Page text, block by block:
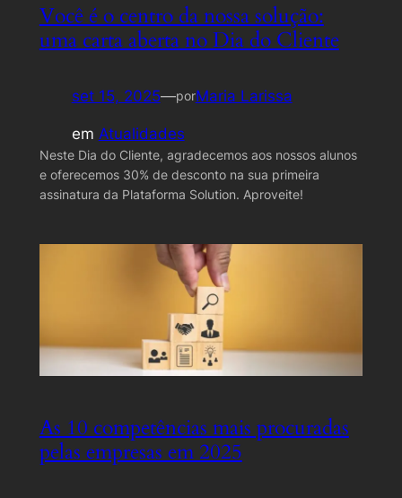
Você é o centro da nossa solução:
uma carta aberta no Dia do Cliente
set 15, 2025—porMaria Larissa
em Atualidades
Neste Dia do Cliente, agradecemos aos nossos alunos
e oferecemos 30% de desconto na sua primeira
assinatura da Plataforma Solution. Aproveite!
As 10 competências mais procuradas
pelas empresas em 2025